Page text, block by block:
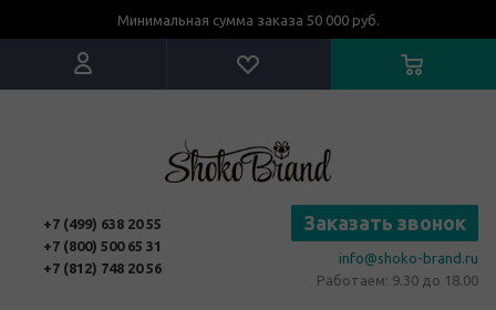
Минимальная сумма заказа 50 000 руб.
+7 (499) 638 20 55
+7 (800) 500 65 31
+7 (812) 748 20 56
Заказать звонок
info@shoko-brand.ru
Работаем: 9.30 до 18.00